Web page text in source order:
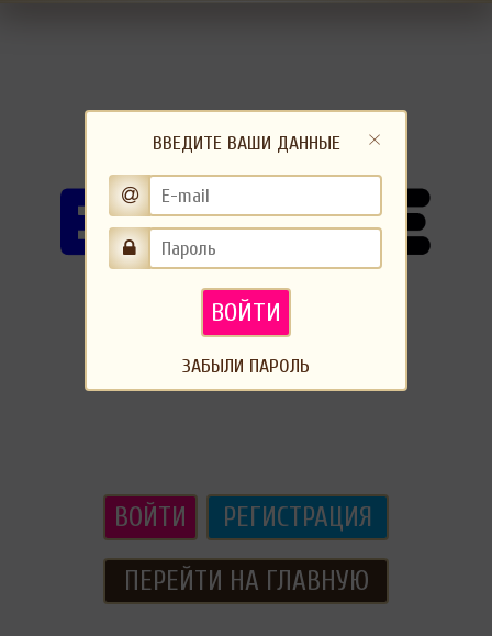
ВОЙТИ
РЕГИСТРАЦИЯ
ПЕРЕЙТИ НА ГЛАВНУЮ
ВВЕДИТЕ ВАШИ ДАННЫЕ
ВОЙТИ
ЗАБЫЛИ ПАРОЛЬ